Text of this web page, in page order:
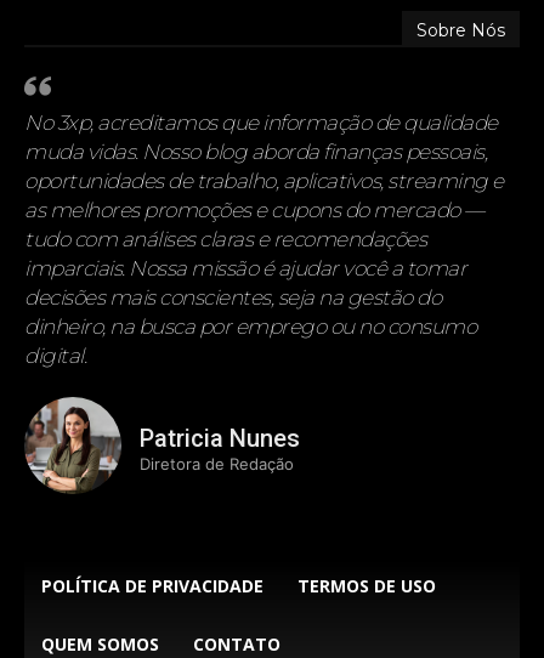
Sobre Nós
No 3xp, acreditamos que informação de qualidade
muda vidas. Nosso blog aborda finanças pessoais,
oportunidades de trabalho, aplicativos, streaming e
as melhores promoções e cupons do mercado —
tudo com análises claras e recomendações
imparciais. Nossa missão é ajudar você a tomar
decisões mais conscientes, seja na gestão do
dinheiro, na busca por emprego ou no consumo
digital.
Patricia Nunes
Diretora de Redação
POLÍTICA DE PRIVACIDADE TERMOS DE USO
QUEM SOMOS CONTATO